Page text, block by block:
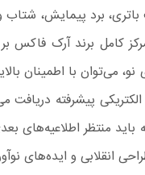
برد پیمایش، شتاب
کامل برند آرک‌ فاکس
نو، می‌توان با اطمینان
پیشرفته
انقلابی و ایده‌های